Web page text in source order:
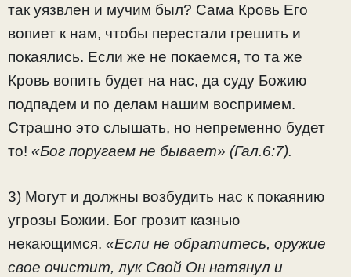
так уязвлен и мучим был? Сама Кровь Его
вопиет к нам, чтобы перестали грешить и
покаялись. Если же не покаемся, то та же
Кровь вопить будет на нас, да суду Божию
подпадем и по делам нашим воспримем.
Страшно это слышать, но непременно будет
то! «Бог поругаем не бывает» (Гал.6:7).
3) Могут и должны возбудить нас к покаянию
угрозы Божии. Бог грозит казнью
некающимся. «Если не обратитесь, оружие
свое очистит, лук Свой Он натянул и